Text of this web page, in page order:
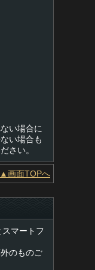
い場合に
い場合も
さい。
▲画面TOPへ
マートフ
のものご